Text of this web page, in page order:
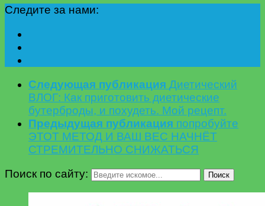
Следите за нами:
Следующая публикация Диетический
ВЛОГ: Как приготовить диетические
бутерброды, и похудеть. Мой рецепт.
Предыдущая публикация попробуйте
ЭТОТ МЕТОД И ВАШ ВЕС НАЧНЁТ
СТРЕМИТЕЛЬНО СНИЖАТЬСЯ
Поиск по сайту:
Поиск